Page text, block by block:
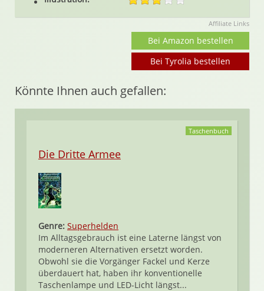
Affiliate Links
Bei Amazon bestellen
Bei Tyrolia bestellen
Könnte Ihnen auch gefallen:
Taschenbuch
Die Dritte Armee
Genre: Superhelden
Im Alltagsgebrauch ist eine Laterne längst von
moderneren Alternativen ersetzt worden.
Obwohl sie die Vorgänger Fackel und Kerze
überdauert hat, haben ihr konventionelle
Taschenlampe und LED-Licht längst...